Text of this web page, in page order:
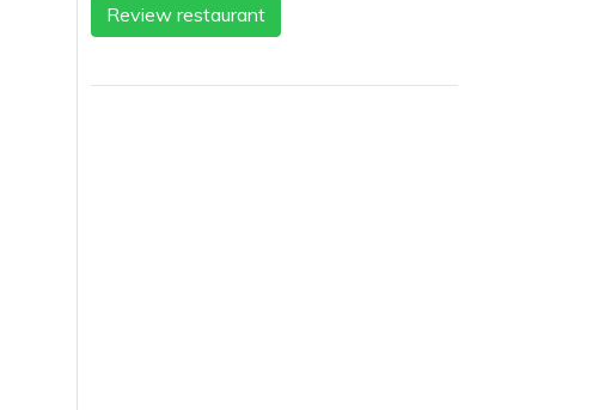
Review restaurant